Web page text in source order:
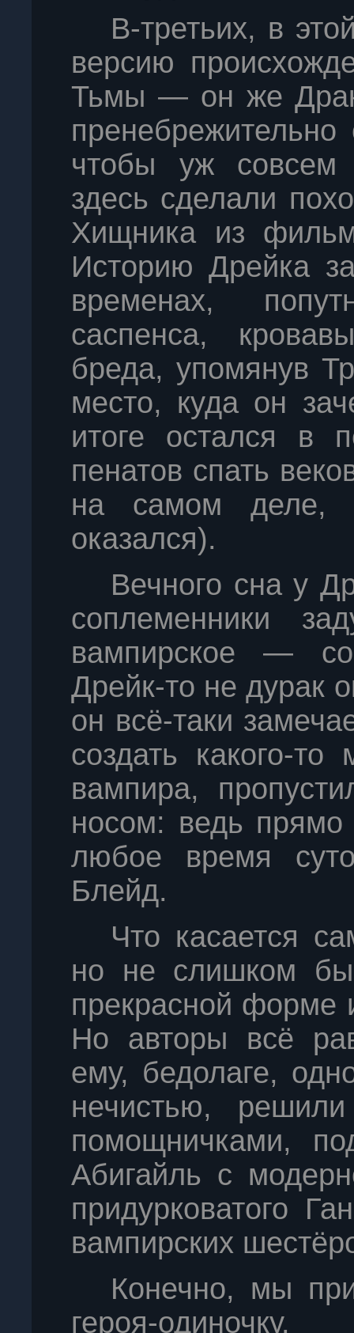
В-третьих, в
версию
Тьмы — он же
чтобы уж совсем
здесь сделали
Хищника из
Историю Дрейка
временах,
саспенса,
бреда, упомянув
место, куда он
итоге остался в
пенатов спать
на самом деле,
оказался).
Вечного сна у
соплеменники
вампирское —
Дрейк-то не дурак
он всё-таки
создать какого-то
вампира,
носом: ведь
любое время
Блейд.
Что касается
но не слишком
прекрасной форме
Но авторы всё
ему, бедолаге,
нечистью,
помощничками,
Абигайль с
придурковатого
вампирских
Конечно, мы
героя-